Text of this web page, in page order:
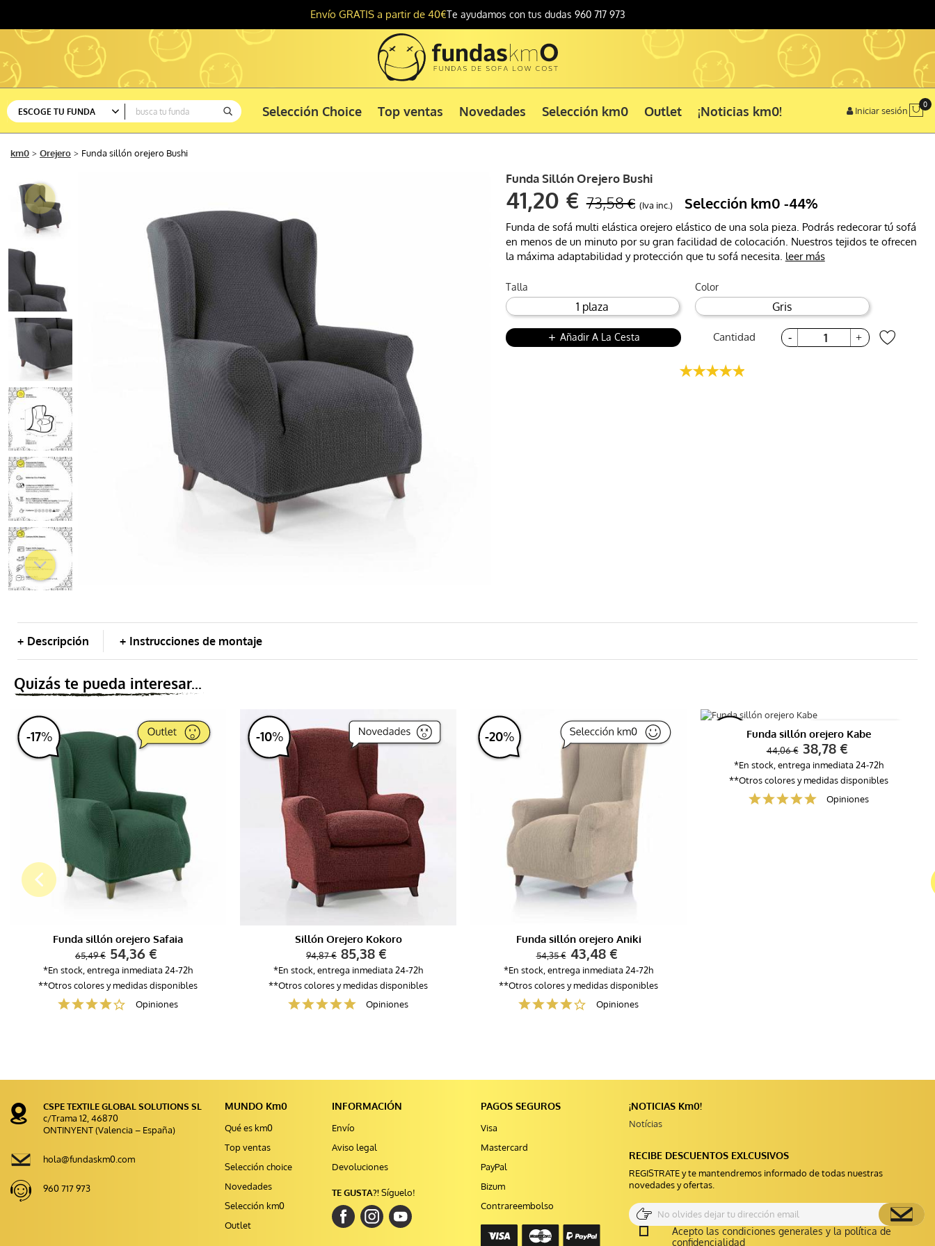
Envío GRATIS a partir de 40€Te ayudamos con tus dudas 960 717 973
ESCOGE TU FUNDA
Ver todas
Silla
Rinconera
Chaiselongue
Relax estandard
Relax pies juntos
Orejero
Chester
Puff
Cojín
Salvasofá
Salva chaiselongue
Foulard
Selección Choice Top ventas Novedades Selección km0 Outlet ¡Noticias km0! Iniciar sesión
0
km0 Orejero Funda sillón orejero Bushi
Funda Sillón Orejero Bushi
41,20 € 73,58 € (Iva inc.) Selección km0 -44%
Funda de sofá multi elástica orejero elástico de una sola pieza. Podrás redecorar tú sofá
en menos de un minuto por su gran facilidad de colocación. Nuestros tejidos te ofrecen
la máxima adaptabilidad y protección que tu sofá necesita. leer más
Talla Color
add Añadir A La Cesta Cantidad
Descripción Instrucciones de montaje
Quizás te pueda interesar...
-17%
Funda sillón orejero Safaia
65,49 € 54,36 €
*En stock, entrega inmediata 24-72h
**Otros colores y medidas disponibles
Opiniones
-10%
Sillón Orejero Kokoro
94,87 € 85,38 €
*En stock, entrega inmediata 24-72h
**Otros colores y medidas disponibles
Opiniones
-20%
Funda sillón orejero Aniki
54,35 € 43,48 €
*En stock, entrega inmediata 24-72h
**Otros colores y medidas disponibles
Opiniones
Funda sillón orejero Kabe
44,06 € 38,78 €
*En stock, entrega inmediata 24-72h
**Otros colores y medidas disponibles
Opiniones
CSPE TEXTILE GLOBAL SOLUTIONS SL
c/Trama 12, 46870
ONTINYENT (Valencia – España)
hola@fundaskm0.com
960 717 973
MUNDO Km0
Qué es km0
Top ventas
Selección choice
Novedades
Selección km0
Outlet
INFORMACIÓN
Envío
Aviso legal
Devoluciones
TE GUSTA?! Síguelo!
PAGOS SEGUROS
Visa
Mastercard
PayPal
Bizum
Contrareembolso
¡NOTICIAS Km0!
Notícias
RECIBE DESCUENTOS EXLCUSIVOS
REGISTRATE y te mantendremos informado de todas nuestras
novedades y ofertas.
Acepto las condiciones generales y la política de
confidencialidad